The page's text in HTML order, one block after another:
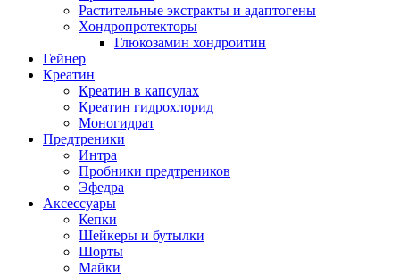
Растительные экстракты и адаптогены
Хондропротекторы
Глюкозамин хондроитин
Гейнер
Креатин
Креатин в капсулах
Креатин гидрохлорид
Моногидрат
Предтреники
Интра
Пробники предтреников
Эфедра
Аксессуары
Кепки
Шейкеры и бутылки
Шорты
Майки